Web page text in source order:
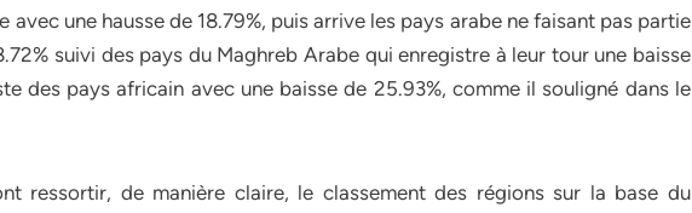
avec une hausse de 18.79%, puis arrive les pays arabe ne faisant pas partie
suivi des pays du Maghreb Arabe qui enregistre à leur tour une baisse
des pays africain avec une baisse de 25.93%, comme il souligné dans le
ressortir, de manière claire, le classement des régions sur la base du